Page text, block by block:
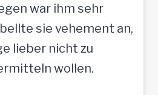
war ihm sehr
sie vehement an,
lieber nicht zu
wollen.